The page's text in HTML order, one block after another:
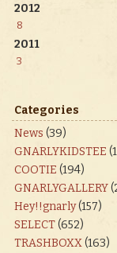
2012
8
2011
3
Categories
News (39)
GNARLYKIDSTEE
COOTIE (194)
GNARLYGALLERY
Hey!!gnarly(157)
SELECT(652)
TRASHBOXX(163)